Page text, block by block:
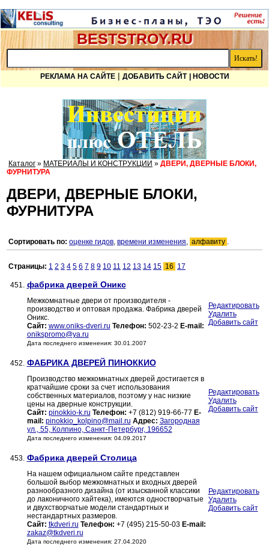
BESTSTROY.RU
РЕКЛАМА НА САЙТЕ| ДОБАВИТЬ САЙТ | НОВОСТИ
Каталог » МАТЕРИАЛЫ И КОНСТРУКЦИИ » ДВЕРИ, ДВЕРНЫЕ БЛОКИ,
ФУРНИТУРА
ДВЕРИ, ДВЕРНЫЕ БЛОКИ,
ФУРНИТУРА
Сортировать по: оценке гидов, времени изменения, алфавиту .
Страницы: 1 2 3 4 5 6 7 8 9 10 11 12 13 14 15 16 17
451. фабрика дверей Оникс
Межкомнатные двери от производителя -
производство и оптовая продажа. Фабрика дверей
Оникс.
Сайт: www.oniks-dveri.ru Телефон: 502-23-2 E-mail:
onikspromo@ya.ru
Дата последнего изменения: 30.01.2007
Редактировать
Удалить
Добавить сайт
452. ФАБРИКА ДВЕРЕЙ ПИНОККИО
Производство межкомнатных дверей достигается в
кратчайшие сроки за счет использования
собственных материалов, поэтому у нас низкие
цены на дверные конструкции.
Сайт: pinokkio-k.ru Телефон: +7 (812) 919-66-77 E-
mail: pinokkio_kolpino@mail.ru Адрес: Загородная
ул., 55, Колпино, Санкт-Петербург, 196652
Дата последнего изменения: 04.09.2017
Редактировать
Удалить
Добавить сайт
453. Фабрика дверей Столица
На нашем официальном сайте представлен
большой выбор межкомнатных и входных дверей
разнообразного дизайна (от изысканной классики
до лаконичного хайтека), имеются одностворчатые
и двухстворчатые модели стандартных и
нестандартных размеров.
Сайт: tkdveri.ru Телефон: +7 (495) 215-50-03 E-mail:
zakaz@tkdveri.ru
Дата последнего изменения: 27.04.2020
Редактировать
Удалить
Добавить сайт